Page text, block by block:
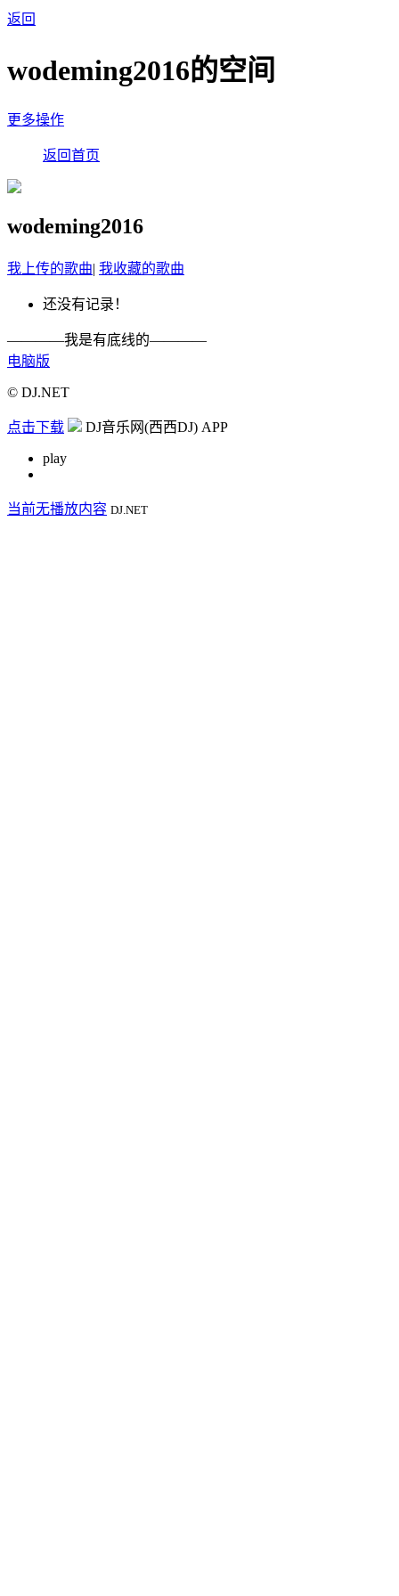
返回
wodeming2016的空间
更多操作
返回首页
wodeming2016
我上传的歌曲| 我收藏的歌曲
还没有记录！
————我是有底线的————
电脑版
© DJ.NET
点击下载 DJ音乐网(西西DJ) APP
play
当前无播放内容 DJ.NET